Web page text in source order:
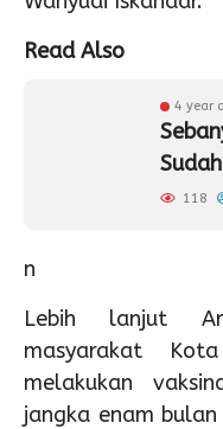
Read Also
4 year
118
n
Lebih lanjut
masyarakat
melakukan
jangka enam